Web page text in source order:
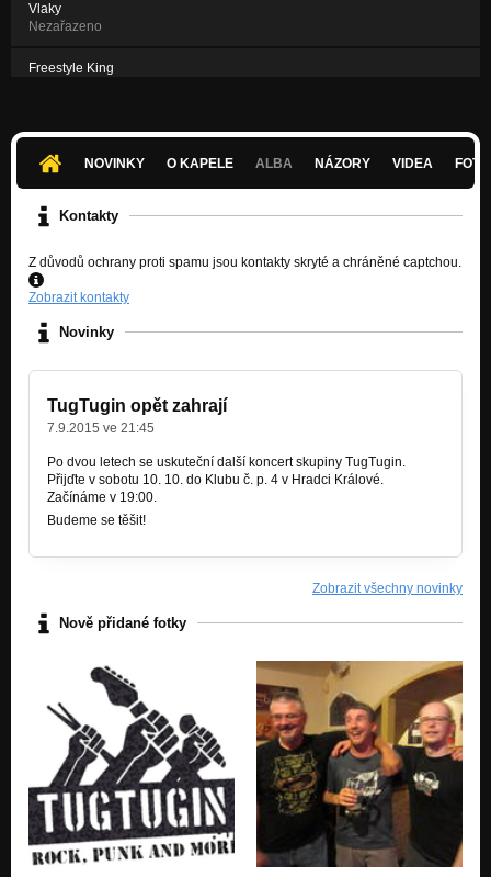
Vlaky
Nezařazeno
Freestyle King
NOVINKY
O KAPELE ALBA NÁZORY VIDEA
Kontakty
Z důvodů ochrany proti spamu jsou kontakty skryté a chráněné captchou.
Zobrazit kontakty
Novinky
TugTugin opět zahrají
7.9.2015 ve 21:45
Po dvou letech se uskuteční další koncert skupiny TugTugin.
Přijďte v sobotu 10. 10. do Klubu č. p. 4 v Hradci Králové.
Začínáme v 19:00.
Budeme se těšit!
Zobrazit všechny novinky
Nově přidané fotky